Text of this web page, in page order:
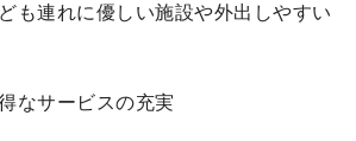
も連れに優しい施設や外出しやすい
なサービスの充実